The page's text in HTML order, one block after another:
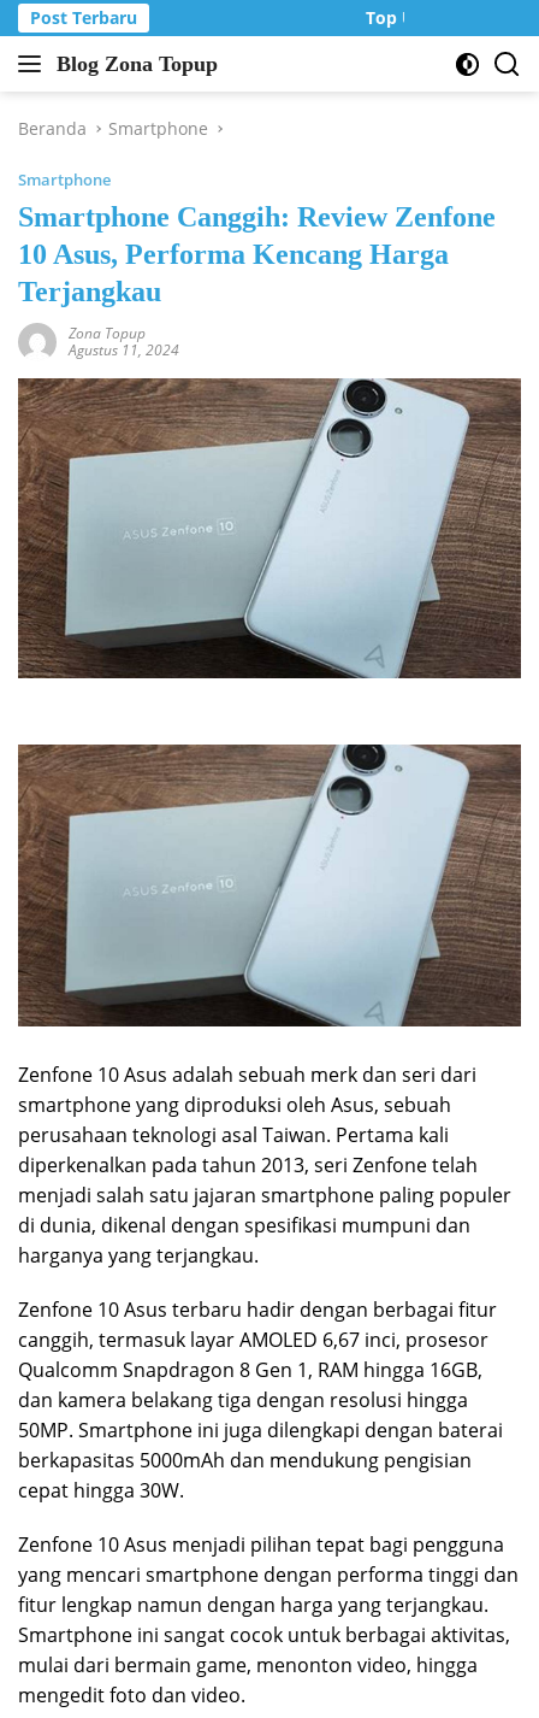
Langsung
ke
konten
Post Terbaru Top Up Murah di
Blog Zona Topup
Tips
Trik
game
online
Beranda Smartphone
Smartphone
Smartphone Canggih: Review Zenfone
10 Asus, Performa Kencang Harga
Terjangkau
Zona Topup
Agustus 11, 2024
Zenfone 10 Asus adalah sebuah merk dan seri dari
smartphone yang diproduksi oleh Asus, sebuah
perusahaan teknologi asal Taiwan. Pertama kali
diperkenalkan pada tahun 2013, seri Zenfone telah
menjadi salah satu jajaran smartphone paling populer
di dunia, dikenal dengan spesifikasi mumpuni dan
harganya yang terjangkau.
Zenfone 10 Asus terbaru hadir dengan berbagai fitur
canggih, termasuk layar AMOLED 6,67 inci, prosesor
Qualcomm Snapdragon 8 Gen 1, RAM hingga 16GB,
dan kamera belakang tiga dengan resolusi hingga
50MP. Smartphone ini juga dilengkapi dengan baterai
berkapasitas 5000mAh dan mendukung pengisian
cepat hingga 30W.
Zenfone 10 Asus menjadi pilihan tepat bagi pengguna
yang mencari smartphone dengan performa tinggi dan
fitur lengkap namun dengan harga yang terjangkau.
Smartphone ini sangat cocok untuk berbagai aktivitas,
mulai dari bermain game, menonton video, hingga
mengedit foto dan video.